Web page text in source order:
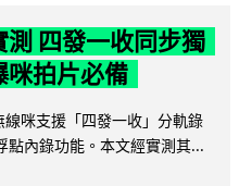
四發一收同步獨
拍片必備
咪支援「四發一收」分軌錄
內錄功能。本文經實測其...